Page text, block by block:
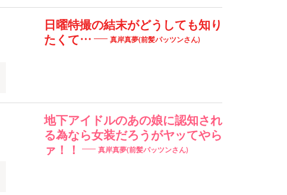
日曜特撮の結末がどうしても知り
たくて…
真岸真夢(前髪パッツンさん)
地下アイドルのあの娘に認知され
る為なら女装だろうがヤッてやら
ァ！！
真岸真夢(前髪パッツンさん)